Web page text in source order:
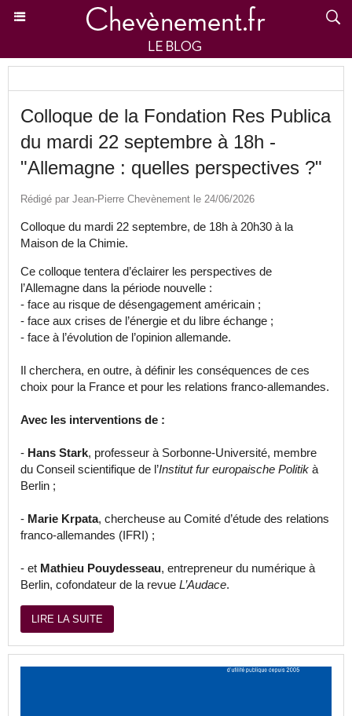
Colloque de la Fondation Res Publica
du mardi 22 septembre à 18h -
"Allemagne : quelles perspectives ?"
Rédigé par Jean-Pierre Chevènement le 24/06/2026
Colloque du mardi 22 septembre, de 18h à 20h30 à la
Maison de la Chimie.
Ce colloque tentera d’éclairer les perspectives de
l’Allemagne dans la période nouvelle :
- face au risque de désengagement américain ;
- face aux crises de l’énergie et du libre échange ;
- face à l’évolution de l’opinion allemande.
Il cherchera, en outre, à définir les conséquences de ces
choix pour la France et pour les relations franco-allemandes.
Avec les interventions de :
- Hans Stark, professeur à Sorbonne-Université, membre
du Conseil scientifique de l’Institut fur europaische Politik à
Berlin ;
- Marie Krpata, chercheuse au Comité d’étude des relations
franco-allemandes (IFRI) ;
- et Mathieu Pouydesseau, entrepreneur du numérique à
Berlin, cofondateur de la revue L’Audace.
LIRE LA SUITE